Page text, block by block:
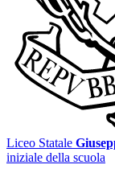
Liceo Statale
iniziale della scuola